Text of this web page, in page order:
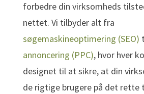
forbedre din virksomheds
nettet. Vi tilbyder alt fra
søgemaskineoptimering (SEO)
annoncering (PPC), hvor hver
designet til at sikre, at din
de rigtige brugere på det rette